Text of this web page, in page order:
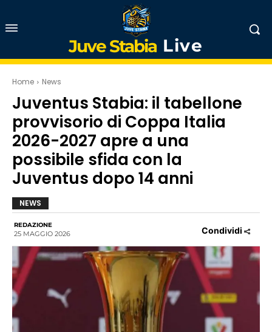
Juve Stabia Live
Home News
Juventus Stabia: il tabellone
provvisorio di Coppa Italia
2026-2027 apre a una
possibile sfida con la
Juventus dopo 14 anni
NEWS
REDAZIONE
25 MAGGIO 2026 Condividi